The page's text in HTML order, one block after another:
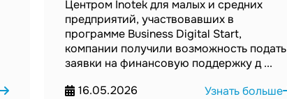
Центром Inotek для малых и средних
предприятий, участвовавших в
программе Business Digital Start,
компании получили возможность подать
заявки на финансовую поддержку д ...
16.05.2026
Узнать больше